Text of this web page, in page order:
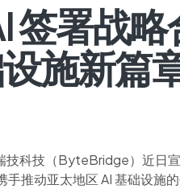
签署战略
施新篇
科技（ByteBridge）近日
推动亚太地区 AI 基础设施